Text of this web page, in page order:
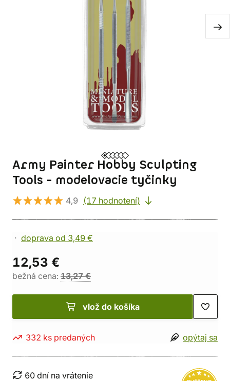
Army Painter Hobby Sculpting
Tools - modelovacie tyčinky
4,9 (17 hodnotení)
doprava od 3,49 €
12,53 €
bežná cena: 13,27 €
vlož do košíka
332 ks predaných opýtaj sa
60 dní na vrátenie